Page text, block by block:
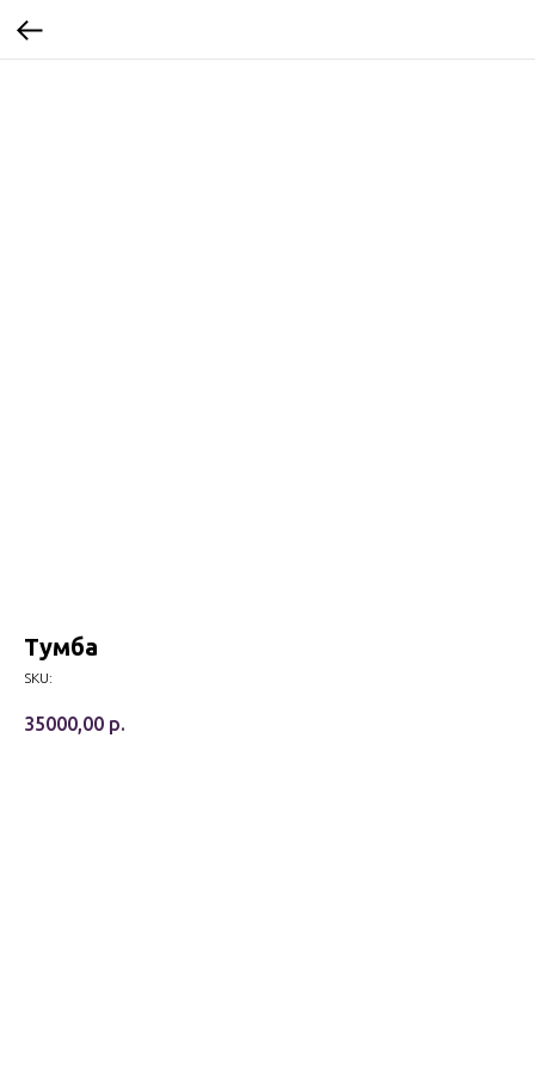
Тумба
SKU:
35000,00 р.